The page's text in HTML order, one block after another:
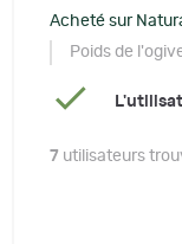
Acheté sur
Poids de
7 utilisateurs